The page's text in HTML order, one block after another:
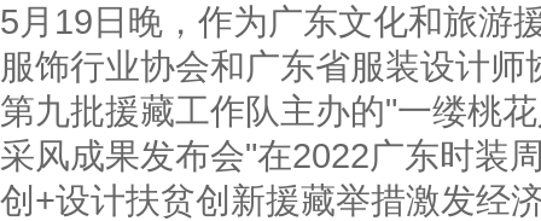
5月19日晚，作为广东文化和旅游
服饰行业协会和广东省服装设计
第九批援藏工作队主办的"一缕桃
采风成果发布会"在2022广东时装
创+设计扶贫创新援藏举措激发经